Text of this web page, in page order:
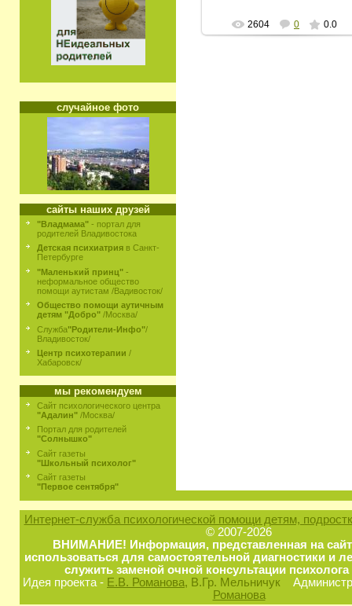
случайное фото
сайты наших друзей
"Владмама" - портал для
родителей Владивостока
Детская психиатрия в Санкт-
Петербурге
"Маленький принц" -
неформальное общество
помощи аутистам /Вадивосток/
Общество помощи аутичным
детям "Добро" /Москва/
Служба"Родители-Инфо"/
Владивосток/
Центр психотерапии /
Хабаровск/
мы рекомендуем
Сайт психологического центра
"Адалин" /Москва/
Портал для родителей
"Солнышко"
Сайт газеты
"Школьный психолог"
Сайт газеты
"Первое сентября"
2604 0 0.0
Интернет-служба психологической помощи детям,
© 2007-2026
ВНИМАНИЕ! Информация, представленная на
использоваться для самостоятельной диагностики и
служить заменой очной консультации
Идея проекта - Е.В. Романова, В.Гр. Мельничук
Романова